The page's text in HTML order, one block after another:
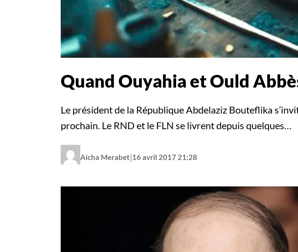
Quand Ouyahia et Ould
Le président de la République Abdelaziz Bouteflika
prochain. Le RND et le FLN se livrent depuis quelques…
Aicha Merabet|16 avril 2017 21:28